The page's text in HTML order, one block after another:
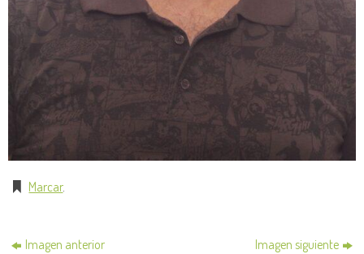
Marcar.
Imagen anterior Imagen siguiente